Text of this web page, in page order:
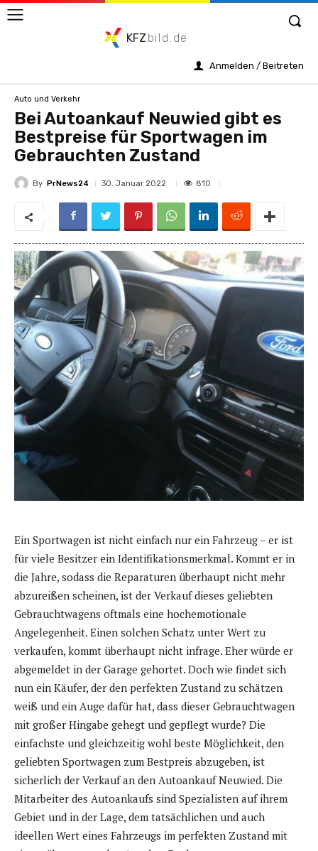
KFZ bild.de
Anmelden / Beitreten
Auto und Verkehr
Bei Autoankauf Neuwied gibt es
Bestpreise für Sportwagen im
Gebrauchten Zustand
By PrNews24 30. Januar 2022 810
Ein Sportwagen ist nicht einfach nur ein Fahrzeug – er ist
für viele Besitzer ein Identifikationsmerkmal. Kommt er in
die Jahre, sodass die Reparaturen überhaupt nicht mehr
abzureißen scheinen, ist der Verkauf dieses geliebten
Gebrauchtwagens oftmals eine hochemotionale
Angelegenheit. Einen solchen Schatz unter Wert zu
verkaufen, kommt überhaupt nicht infrage. Eher würde er
abgemeldet in der Garage gehortet. Doch wie findet sich
nun ein Käufer, der den perfekten Zustand zu schätzen
weiß und ein Auge dafür hat, dass dieser Gebrauchtwagen
mit großer Hingabe gehegt und gepflegt wurde? Die
einfachste und gleichzeitig wohl beste Möglichkeit, den
geliebten Sportwagen zum Bestpreis abzugeben, ist
sicherlich der Verkauf an den Autoankauf Neuwied. Die
Mitarbeiter des Autoankaufs sind Spezialisten auf ihrem
Gebiet und in der Lage, dem tatsächlichen und auch
ideellen Wert eines Fahrzeugs im perfekten Zustand mit